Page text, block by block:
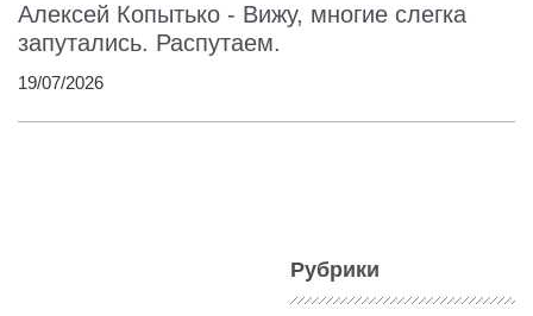
Алексей Копытько - Вижу, многие слегка
запутались. Распутаем.
19/07/2026
Рубрики